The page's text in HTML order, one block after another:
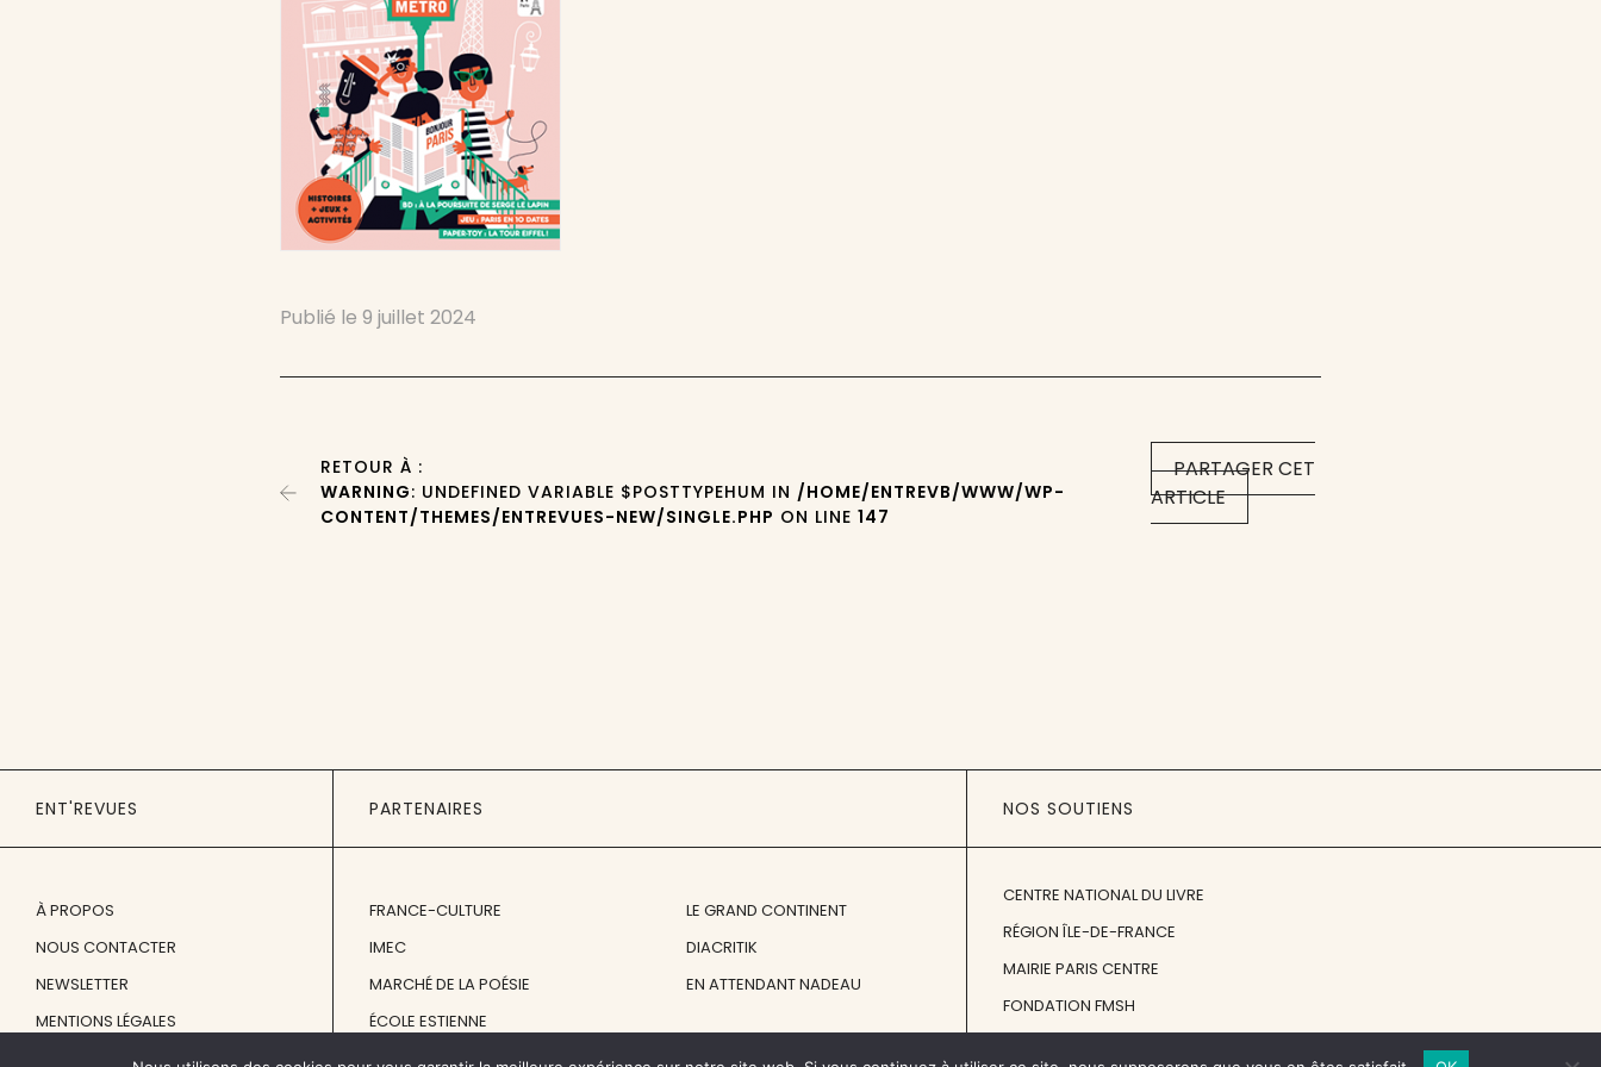
Publié le9 juillet 2024
PARTAGER CET
ARTICLE
RETOUR À :
WARNING: UNDEFINED VARIABLE $POSTTYPEHUM IN /HOME/ENTREVB/WWW/WP-
CONTENT/THEMES/ENTREVUES-NEW/SINGLE.PHP ON LINE147
ENT'REVUES
À PROPOS
NOUS CONTACTER
NEWSLETTER
MENTIONS LÉGALES
PARTENAIRES
FRANCE-CULTURE
IMEC
MARCHÉ DE LA POÉSIE
ÉCOLE ESTIENNE
LE GRAND CONTINENT
DIACRITIK
EN ATTENDANT NADEAU
NOS SOUTIENS
CENTRE NATIONAL DU LIVRE
RÉGION ÎLE-DE-FRANCE
MAIRIE PARIS CENTRE
FONDATION FMSH